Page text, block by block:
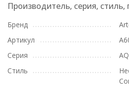
Производитель, серия, стиль,
Бренд
Артикул
Серия
Стиль